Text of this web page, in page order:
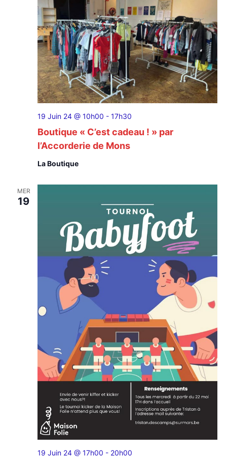
Boutique « C’est cadeau ! » par
l’Accorderie de Mons
19 Juin 24 @ 10h00 - 17h30
La Boutique
MER
19
19 Juin 24 @ 17h00 - 20h00